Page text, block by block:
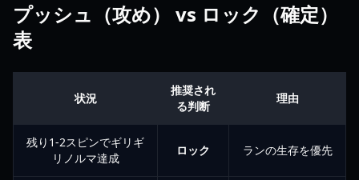
プッシュ（攻め） vs ロック（確定）
表
状況
推奨され
る判断
理由
残り1-2スピンでギリギ
リノルマ達成
ロック ランの生存を優先